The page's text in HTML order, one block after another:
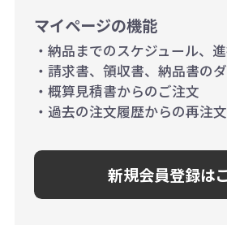
マイページの機能
・納品までのスケジュール、
・請求書、領収書、納品書の
・概算見積書からのご注文
・過去の注文履歴からの再注文
新規会員登録は